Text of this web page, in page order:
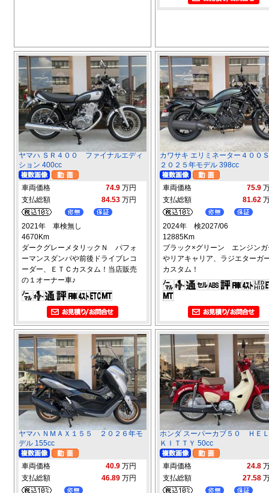
ヤマハ ＳＲ４００ ファイナルエディ
ション 400cc
車両価格 74.9 万円
支払総額
84.53 万円
2021年 車検無し
4670Km
ダークグレーメタリックＮ パフォ
ーマンスダンパや前後ドライブレコ
ーダー、ＥＴＣカスタム！当店販売
の１オーナー車♪
カワサキ エリミネーター４０
２０２５年モデル 398cc
車両価格 75.9
支払総額
81.62
2024年 検2027/06
12885Km
ブラック×グリーン エンジンガ
やリアキャリア、ラジエターガ
カスタム！
ヤマハ ＮＭＡＸ１５５ ２０２６年モ
デル 155cc
車両価格 40.9 万円
支払総額
46.89 万円
ホンダ スーパーカブ５０ ＨＥ
ＫＩＴＴＹ 50cc
車両価格 24.8
支払総額
27.58